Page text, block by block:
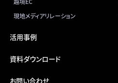
現地メディアリレーション
活用事例
資料ダウンロード
お問い合わせ